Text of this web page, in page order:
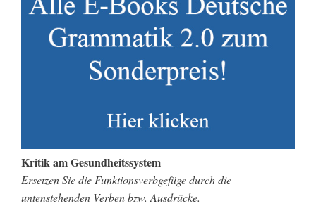
Kritik am Gesundheitssystem
Ersetzen Sie die Funktionsverbgefüge durch die
untenstehenden Verben bzw. Ausdrücke.